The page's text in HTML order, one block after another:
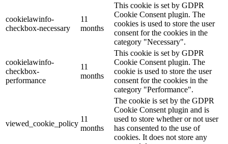
cookielawinfo-
checkbox-necessary
11
months
This cookie is set by GDPR
Cookie Consent plugin. The
cookies is used to store the user
consent for the cookies in the
category "Necessary".
cookielawinfo-
checkbox-
performance
11
months
This cookie is set by GDPR
Cookie Consent plugin. The
cookie is used to store the user
consent for the cookies in the
category "Performance".
viewed_cookie_policy
11
months
The cookie is set by the GDPR
Cookie Consent plugin and is
used to store whether or not user
has consented to the use of
cookies. It does not store any